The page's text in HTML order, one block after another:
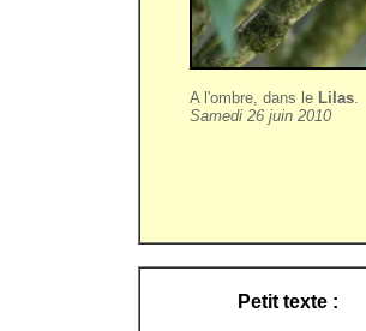
A l'ombre, dans le Lilas.
Samedi 26 juin 2010
Petit texte :